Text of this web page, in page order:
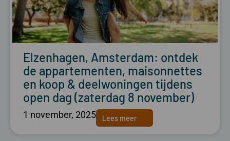
Elzenhagen, Amsterdam: ontdek
de appartementen, maisonnettes
en koop & deelwoningen tijdens
open dag (zaterdag 8 november)
1 november, 2025 Lees meer